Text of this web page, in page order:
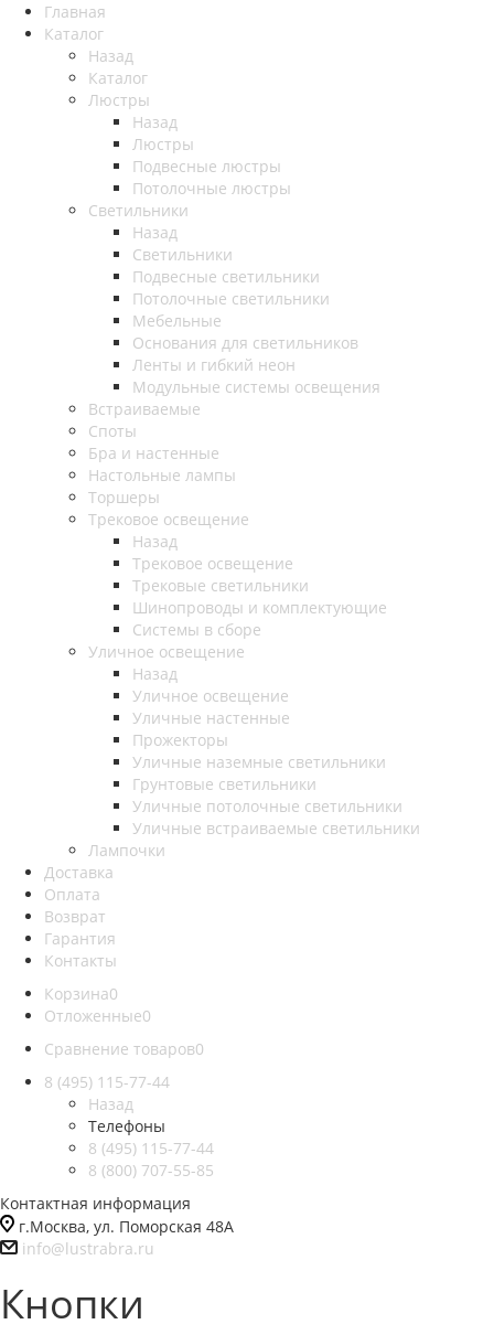
Главная
Каталог
Назад
Каталог
Люстры
Назад
Люстры
Подвесные люстры
Потолочные люстры
Светильники
Назад
Светильники
Подвесные светильники
Потолочные светильники
Мебельные
Основания для светильников
Ленты и гибкий неон
Модульные системы освещения
Встраиваемые
Споты
Бра и настенные
Настольные лампы
Торшеры
Трековое освещение
Назад
Трековое освещение
Трековые светильники
Шинопроводы и комплектующие
Системы в сборе
Уличное освещение
Назад
Уличное освещение
Уличные настенные
Прожекторы
Уличные наземные светильники
Грунтовые светильники
Уличные потолочные светильники
Уличные встраиваемые светильники
Лампочки
Доставка
Оплата
Возврат
Гарантия
Контакты
Корзина0
Отложенные0
Сравнение товаров0
8 (495) 115-77-44
Назад
Телефоны
8 (495) 115-77-44
8 (800) 707-55-85
Контактная информация
г.Москва, ул. Поморская 48А
info@lustrabra.ru
Кнопки